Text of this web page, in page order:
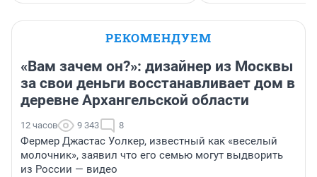
РЕКОМЕНДУЕМ
«Вам зачем он?»: дизайнер из Москвы
за свои деньги восстанавливает дом в
деревне Архангельской области
12 часов 9 343 8
Фермер Джастас Уолкер, известный как «веселый
молочник», заявил что его семью могут выдворить
из России — видео